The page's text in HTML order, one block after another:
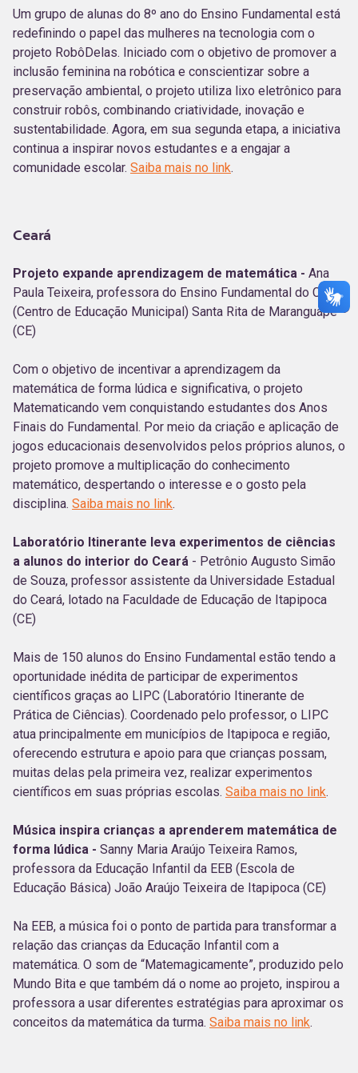
Um grupo de alunas do 8º ano do Ensino Fundamental está
redefinindo o papel das mulheres na tecnologia com o
projeto RobôDelas. Iniciado com o objetivo de promover a
inclusão feminina na robótica e conscientizar sobre a
preservação ambiental, o projeto utiliza lixo eletrônico para
construir robôs, combinando criatividade, inovação e
sustentabilidade. Agora, em sua segunda etapa, a iniciativa
continua a inspirar novos estudantes e a engajar a
comunidade escolar. Saiba mais no link.
Ceará
Projeto expande aprendizagem de matemática - Ana
Paula Teixeira, professora do Ensino Fundamental do CEM
(Centro de Educação Municipal) Santa Rita de Maranguape
(CE)
Com o objetivo de incentivar a aprendizagem da
matemática de forma lúdica e significativa, o projeto
Matematicando vem conquistando estudantes dos Anos
Finais do Fundamental. Por meio da criação e aplicação de
jogos educacionais desenvolvidos pelos próprios alunos, o
projeto promove a multiplicação do conhecimento
matemático, despertando o interesse e o gosto pela
disciplina. Saiba mais no link.
Laboratório Itinerante leva experimentos de ciências
a alunos do interior do Ceará - Petrônio Augusto Simão
de Souza, professor assistente da Universidade Estadual
do Ceará, lotado na Faculdade de Educação de Itapipoca
(CE)
Mais de 150 alunos do Ensino Fundamental estão tendo a
oportunidade inédita de participar de experimentos
científicos graças ao LIPC (Laboratório Itinerante de
Prática de Ciências). Coordenado pelo professor, o LIPC
atua principalmente em municípios de Itapipoca e região,
oferecendo estrutura e apoio para que crianças possam,
muitas delas pela primeira vez, realizar experimentos
científicos em suas próprias escolas. Saiba mais no link.
Música inspira crianças a aprenderem matemática de
forma lúdica - Sanny Maria Araújo Teixeira Ramos,
professora da Educação Infantil da EEB (Escola de
Educação Básica) João Araújo Teixeira de Itapipoca (CE)
Na EEB, a música foi o ponto de partida para transformar a
relação das crianças da Educação Infantil com a
matemática. O som de “Matemagicamente”, produzido pelo
Mundo Bita e que também dá o nome ao projeto, inspirou a
professora a usar diferentes estratégias para aproximar os
conceitos da matemática da turma. Saiba mais no link.